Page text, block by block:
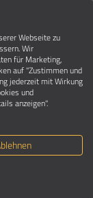
Ludwigsburg,
Webseite zu
Wir
für Marketing,
auf "Zustimmen und
jederzeit mit Wirkung
und
anzeigen".